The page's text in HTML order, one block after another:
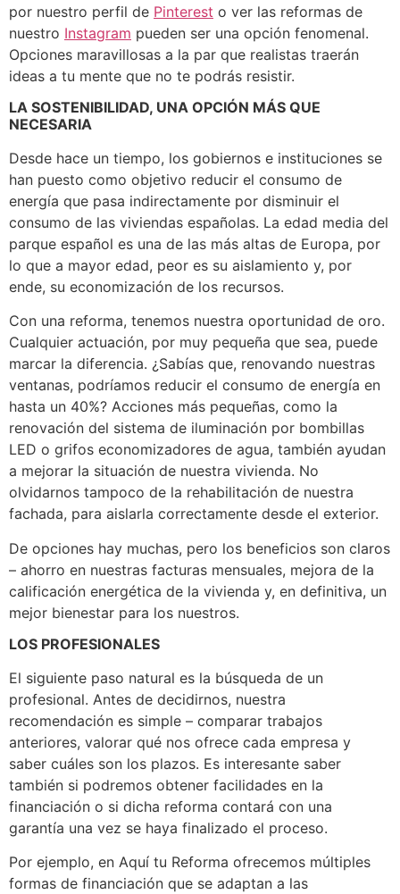
por nuestro perfil de Pinterest o ver las reformas de
nuestro Instagram pueden ser una opción fenomenal.
Opciones maravillosas a la par que realistas traerán
ideas a tu mente que no te podrás resistir.
LA SOSTENIBILIDAD, UNA OPCIÓN MÁS QUE
NECESARIA
Desde hace un tiempo, los gobiernos e instituciones se
han puesto como objetivo reducir el consumo de
energía que pasa indirectamente por disminuir el
consumo de las viviendas españolas. La edad media del
parque español es una de las más altas de Europa, por
lo que a mayor edad, peor es su aislamiento y, por
ende, su economización de los recursos.
Con una reforma, tenemos nuestra oportunidad de oro.
Cualquier actuación, por muy pequeña que sea, puede
marcar la diferencia. ¿Sabías que, renovando nuestras
ventanas, podríamos reducir el consumo de energía en
hasta un 40%? Acciones más pequeñas, como la
renovación del sistema de iluminación por bombillas
LED o grifos economizadores de agua, también ayudan
a mejorar la situación de nuestra vivienda. No
olvidarnos tampoco de la rehabilitación de nuestra
fachada, para aislarla correctamente desde el exterior.
De opciones hay muchas, pero los beneficios son claros
– ahorro en nuestras facturas mensuales, mejora de la
calificación energética de la vivienda y, en definitiva, un
mejor bienestar para los nuestros.
LOS PROFESIONALES
El siguiente paso natural es la búsqueda de un
profesional. Antes de decidirnos, nuestra
recomendación es simple – comparar trabajos
anteriores, valorar qué nos ofrece cada empresa y
saber cuáles son los plazos. Es interesante saber
también si podremos obtener facilidades en la
financiación o si dicha reforma contará con una
garantía una vez se haya finalizado el proceso.
Por ejemplo, en Aquí tu Reforma ofrecemos múltiples
formas de financiación que se adaptan a las